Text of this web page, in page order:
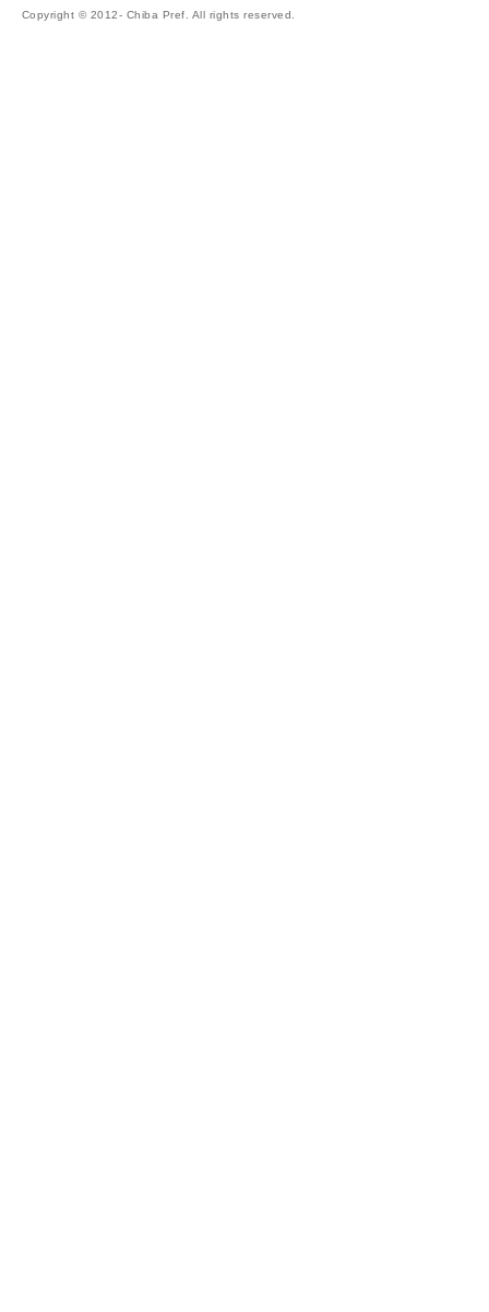
Copyright © 2012- Chiba Pref. All rights reserved.